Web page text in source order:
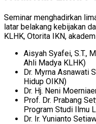
Seminar menghadirkan
latar belakang kebijakan
KLHK, Otorita IKN,
Aisyah Syafei, S.T.,
Ahli Madya KLHK)
Dr. Myrna Asnawati
Hidup OIKN)
Dr. Hj. Neni
Prof. Dr. Prabang
Program Studi Ilmu
Dr. Ir. Yunianto